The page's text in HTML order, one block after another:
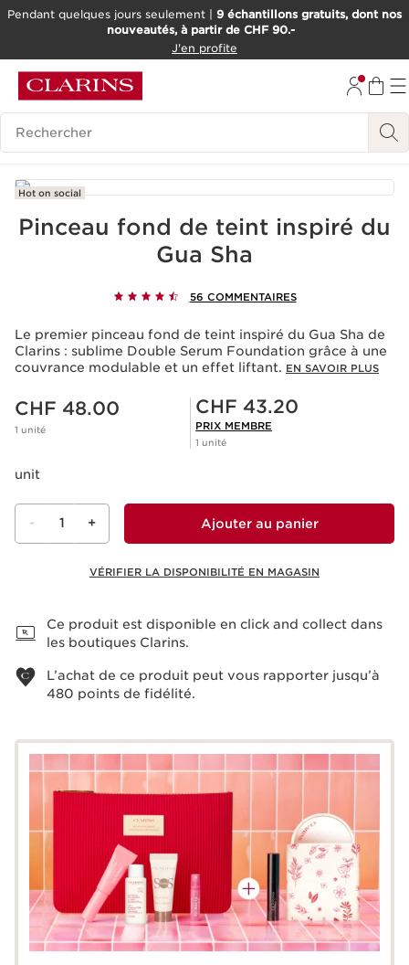
ALLER AU CONTENU
OUTIL D'ACCESSIBILITÉ
Pendant quelques jours seulement | 9 échantillons gratuits, dont nos
nouveautés, à partir de CHF 90.-
J'en profite
Historique des recherches
Hot on social
Pinceau fond de teint inspiré du
Gua Sha
56 COMMENTAIRES
Le premier pinceau fond de teint inspiré du Gua Sha de
Clarins : sublime Double Serum Foundation grâce à une
couvrance modulable et un effet liftant. EN SAVOIR PLUS
Nouveau prix CHF 48.00
CHF 48.00
1 unité
Prix Sérénité CHF 43.20
CHF 43.20
PRIX MEMBRE
1 unité
unit
- 1 + Ajouter au panier
VÉRIFIER LA DISPONIBILITÉ EN MAGASIN
Ce produit est disponible en click and collect dans
les boutiques Clarins.
L’achat de ce produit peut vous rapporter jusqu’à
480 points de fidélité.